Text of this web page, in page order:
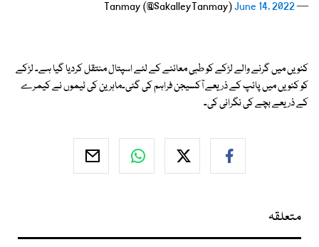
— Tanmay (@SakalleyTanmay)
June 14, 2022
کنویں میں گرنے والے لڑکے کو طبی معائنے کے لئے اسپتال منتقل کردیا گیا ہے۔ لڑکے
کو کنویں میں پائپ کے ذریعے آکسیجن فراہم کی گئی۔ماہرین کی ٹیموں نے کیمرے
کے ذریعے بچے کی نگرانی کی۔
متعلقہ